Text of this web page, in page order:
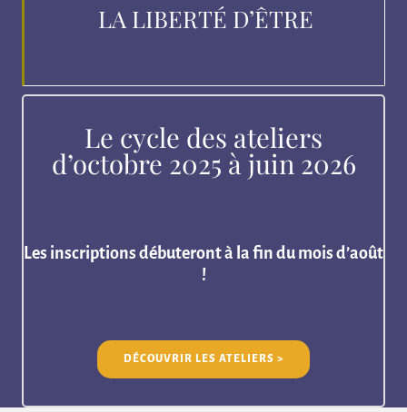
LA LIBERTÉ D’ÊTRE
Le cycle des ateliers
d’octobre 2025 à juin 2026
Les inscriptions débuteront à la fin du mois d’août
!
DÉCOUVRIR LES ATELIERS >